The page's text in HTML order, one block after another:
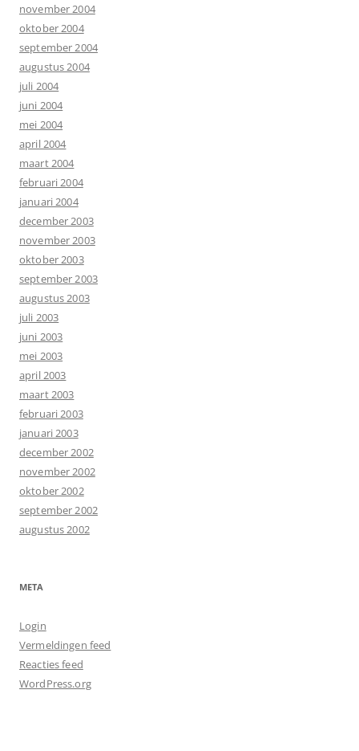
november 2004
oktober 2004
september 2004
augustus 2004
juli 2004
juni 2004
mei 2004
april 2004
maart 2004
februari 2004
januari 2004
december 2003
november 2003
oktober 2003
september 2003
augustus 2003
juli 2003
juni 2003
mei 2003
april 2003
maart 2003
februari 2003
januari 2003
december 2002
november 2002
oktober 2002
september 2002
augustus 2002
META
Login
Vermeldingen feed
Reacties feed
WordPress.org